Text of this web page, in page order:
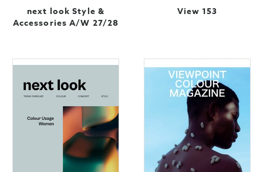
next look Style &
Accessories A/W 27/28
View 153